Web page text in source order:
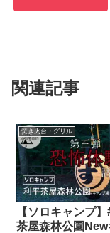
関連記事
焚き火台・グリル
【ソロキャンプ
茶屋森林公園